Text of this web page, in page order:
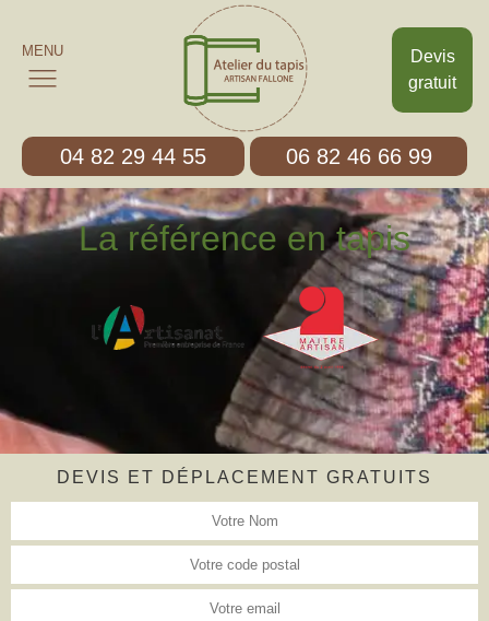
Devis
gratuit
MENU
04 82 29 44 55 06 82 46 66 99
La référence en tapis
DEVIS ET DÉPLACEMENT GRATUITS